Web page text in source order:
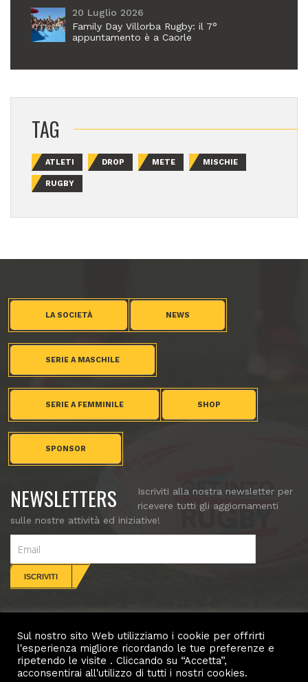
20 Luglio 2026
Family Day Villorba Rugby: il 7°
appuntamento è a Caorle
TAG
ATLETI DROP METE MISCHIE
RUGBY
LA SOCIETÀ NEWS
SERIE A MASCHILE
SERIE A FEMMINILE SHOP
SPONSOR
NEWSLETTERS
Iscriviti alla nostra newsletter per
ricevere tutti gli aggiornamenti
sulle nostre attività ed iniziative!
CONTATTI
Copyright (c) Villorba Rugby. All rights reserved.
Sul nostro sito Web utilizziamo i cookie per offrirti
l'esperienza migliore ricordando le tue preferenze e
ripetendo le visite . Cliccando su “Accetta”,
acconsentirai all'utilizzo di tutti i nostri cookies.